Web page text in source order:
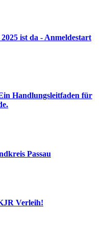
ist da - Anmeldestart
Handlungsleitfaden für
Passau
Verleih!